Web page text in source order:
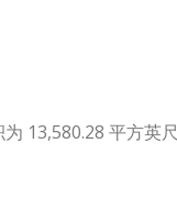
13,580.28 平方英尺